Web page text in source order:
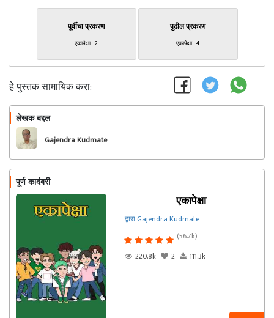
पूर्वीचा प्रकरण
एकापेक्षा - 2
पुढील प्रकरण
एकापेक्षा - 4
हे पुस्तक सामायिक करा:
लेखक बद्दल
Gajendra Kudmate
पूर्ण कादंबरी
एकापेक्षा
द्वारा Gajendra Kudmate
(56.7k)
220.8k
2 111.3k